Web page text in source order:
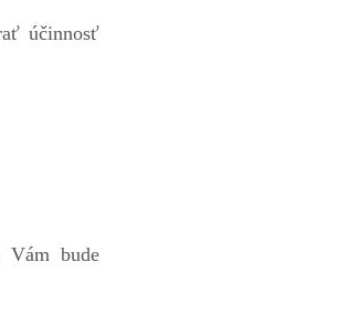
účinnosť
Vám bude